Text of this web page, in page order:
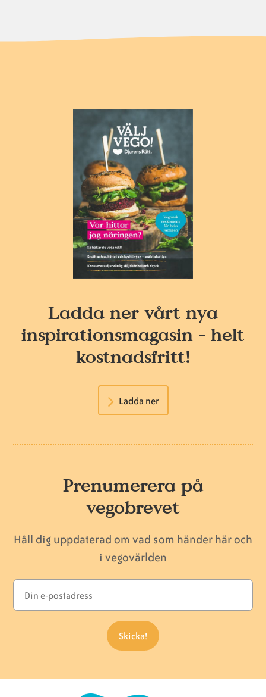
Ladda ner vårt nya
inspirationsmagasin - helt
kostnadsfritt!
Ladda ner
Prenumerera på
vegobrevet
Håll dig uppdaterad om vad som händer här och
i vegovärlden